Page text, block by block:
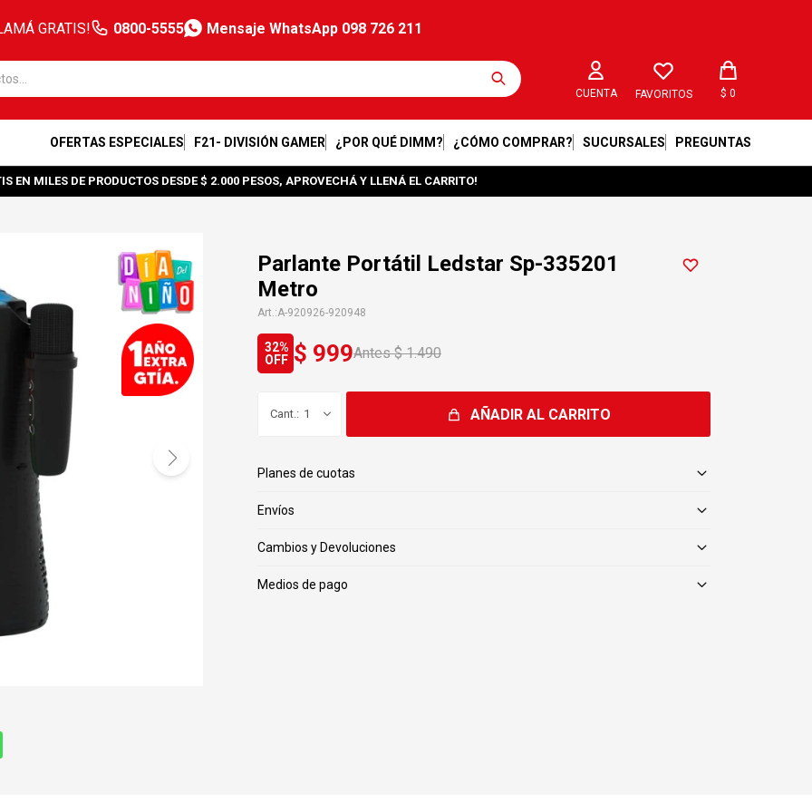
GRATIS! 0800-5555 Mensaje WhatsApp 098 726 211
OFERTAS ESPECIALES F21- DIVISIÓN GAMER ¿POR QUÉ DIMM? ¿CÓMO COMPRAR? SUCURSALES PREGUNTAS
FAVORITOS $ 0
EN MILES DE PRODUCTOS DESDE $ 2.000 PESOS, APROVECHÁ Y LLENÁ EL CARRITO!
Parlante Portátil Ledstar Sp-335201
Metro
A-920926-920948
$ 999 $ 1.490
32
1 AÑADIR AL CARRITO
Planes de cuotas
Envíos
Cambios y Devoluciones
Medios de pago